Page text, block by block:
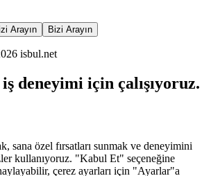
Arayın Bizi Arayın
isbul.net
deneyimi için çalışıyoruz.
sana özel fırsatları sunmak ve deneyimini
kullanıyoruz. "Kabul Et" seçeneğine
çerez ayarları için "Ayarlar"a